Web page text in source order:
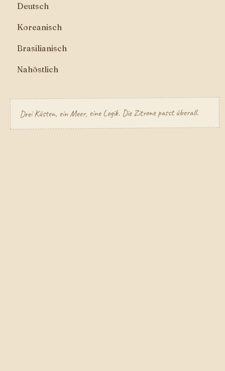
Deutsch
Koreanisch
Brasilianisch
Nahöstlich
Drei Küsten, ein Meer, eine Logik. Die Zitrone passt überall.